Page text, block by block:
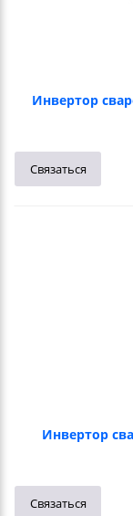
Инвертор
Связаться
Инвертор
Связаться